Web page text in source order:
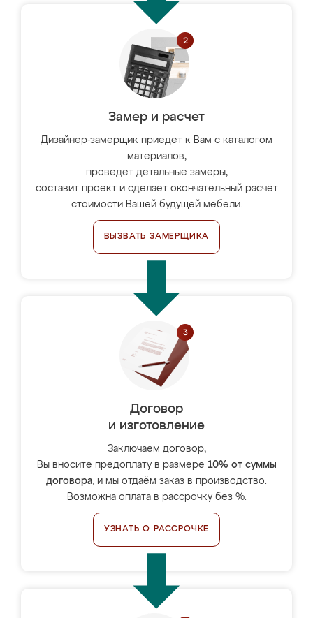
Замер и расчет
Дизайнер-замерщик приедет к Вам с каталогом
материалов,
проведёт детальные замеры,
составит проект и сделает окончательный расчёт
стоимости Вашей будущей мебели.
ВЫЗВАТЬ ЗАМЕРЩИКА
Договор
и изготовление
Заключаем договор,
Вы вносите предоплату в размере 10% от суммы
договора, и мы отдаём заказ в производство.
Возможна оплата в рассрочку без %.
УЗНАТЬ О РАССРОЧКЕ